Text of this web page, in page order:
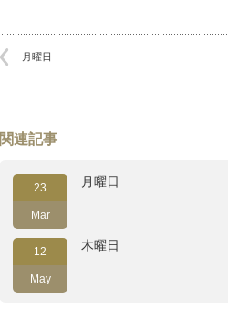
月曜日
関連記事
23
Mar
月曜日
12
May
木曜日